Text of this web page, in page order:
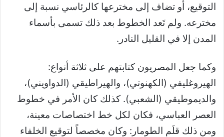
التوقيع، أو تضاف إلى مخترعها كالرئاسي نسبة إلى
مخترعه. ولم تَعد الخطوط بعد ذلك تسمى بأسماء
المدن إلا في القليل النادر.
وكما جعل المصريون كتابتهم على ثلاثة أنواع:
الهيروغليفي (الكهنوتي)، والهيراطيقي (الدواويني)،
والديموطيقي (الشعبي). كذلك كان الأمر في خطوط
العصر العباسي، فكان لكل خط اختصاصات معينة،
ومن ذلك قلَم الطومار: وكان مخصصاً لتوقيع الخلفاء